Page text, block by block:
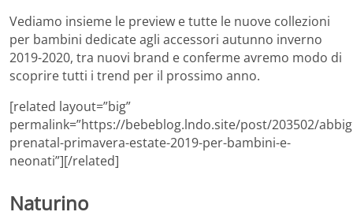
Vediamo insieme le preview e tutte le nuove collezioni
per bambini dedicate agli accessori autunno inverno
2019-2020, tra nuovi brand e conferme avremo modo di
scoprire tutti i trend per il prossimo anno.
[related layout=”big”
permalink=”https://bebeblog.lndo.site/post/203502/
prenatal-primavera-estate-2019-per-bambini-e-
neonati”][/related]
Naturino